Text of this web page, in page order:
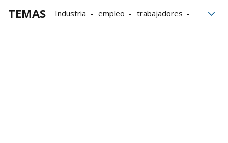
TEMAS Industria empleo
trabajadores